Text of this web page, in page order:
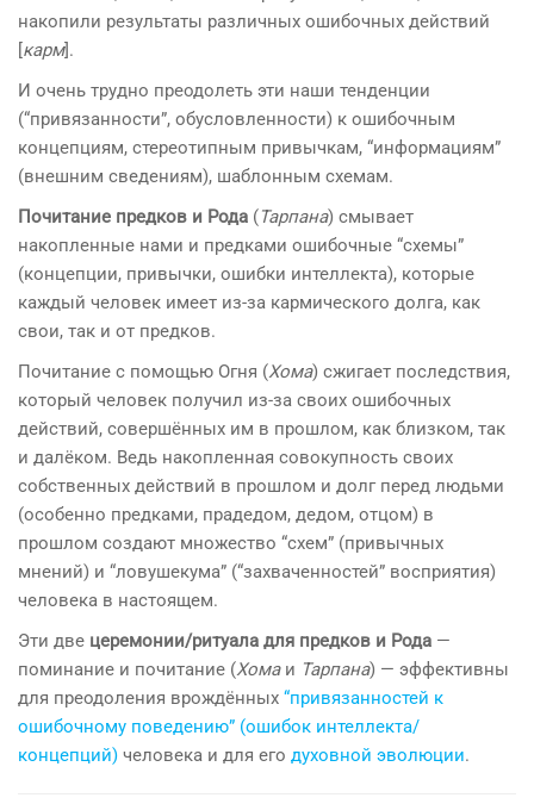
накопили результаты различных ошибочных действий
[карм].
И очень трудно преодолеть эти наши тенденции
(“привязанности”, обусловленности) к ошибочным
концепциям, стереотипным привычкам, “информациям”
(внешним сведениям), шаблонным схемам.
Почитание предков и Рода (Тарпана) смывает
накопленные нами и предками ошибочные “схемы”
(концепции, привычки, ошибки интеллекта), которые
каждый человек имеет из-за кармического долга, как
свои, так и от предков.
Почитание с помощью Огня (Хома) сжигает последствия,
который человек получил из-за своих ошибочных
действий, совершённых им в прошлом, как близком, так
и далёком. Ведь накопленная совокупность своих
собственных действий в прошлом и долг перед людьми
(особенно предками, прадедом, дедом, отцом) в
прошлом создают множество “схем” (привычных
мнений) и “ловушекума” (“захваченностей” восприятия)
человека в настоящем.
Эти две церемонии/ритуала для предков и Рода —
поминание и почитание (Хомаи Тарпана) — эффективны
для преодоления врождённых “привязанностей к
ошибочному поведению” (ошибок интеллекта/
концепций) человека и для его духовной эволюции.